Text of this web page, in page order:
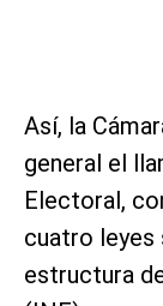
Así, la
general el
Electoral,
cuatro leyes
estructura